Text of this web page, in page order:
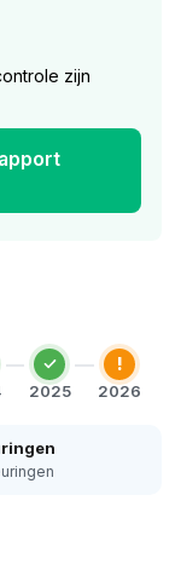
zijn
2025
!
2026